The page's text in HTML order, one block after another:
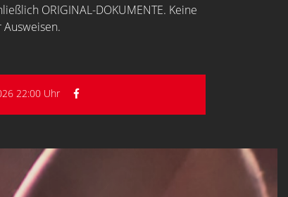
ORIGINAL-DOKUMENTE. Keine
Ausweisen.
22:00 Uhr